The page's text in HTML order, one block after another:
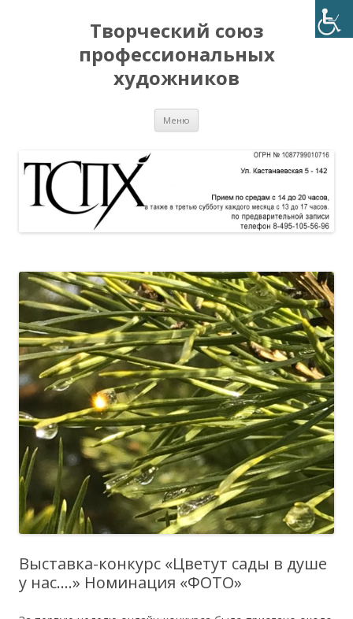
Творческий союз
профессиональных
художников
Меню
Выставка-конкурс «Цветут сады в душе
у нас….» Номинация «ФОТО»